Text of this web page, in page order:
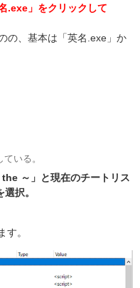
.exe」をクリックして
の、基本は「英名.exe」か
いる。
～」と現在のチートリス
択。
す。